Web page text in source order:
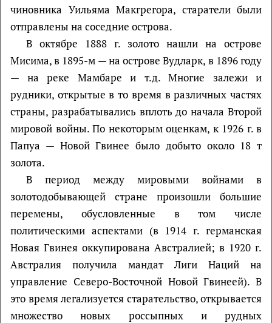
чиновника Уильяма Макгрегора, старатели были
отправлены на соседние острова.
В октябре 1888 г. золото нашли на острове
Мисима, в 1895-м — на острове Вудларк, в 1896 году
— на реке Мамбаре и т.д. Многие залежи и
рудники, открытые в то время в различных частях
страны, разрабатывались вплоть до начала Второй
мировой войны. По некоторым оценкам, к 1926 г. в
Папуа — Новой Гвинее было добыто около 18 т
золота.
В период между мировыми войнами в
золотодобывающей стране произошли большие
перемены, обусловленные в том числе
политическими аспектами (в 1914 г. германская
Новая Гвинея оккупирована Австралией; в 1920 г.
Австралия получила мандат Лиги Наций на
управление Северо-Восточной Новой Гвинеей). В
это время легализуется старательство, открывается
множество новых россыпных и рудных